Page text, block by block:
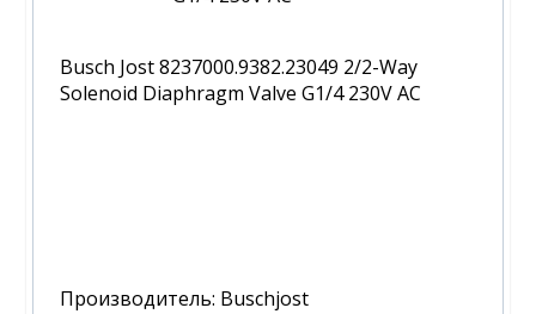
Busch Jost 8237000.9382.23049 2/2-Way
Solenoid Diaphragm Valve G1/4 230V AC
Производитель: Buschjost